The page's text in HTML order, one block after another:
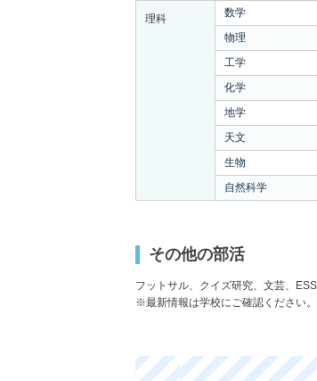
理科 数学
物理
工学
化学
地学
天文
生物
自然科学
その他の部活
フットサル、クイズ研究、文芸、
※最新情報は学校にご確認ください。